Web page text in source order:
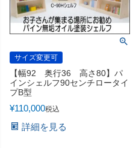
サイズ変更可
【幅92 奥行36 高さ80】パ
インシェルフ90センチロータイ
プB型
¥110,000税込
詳細を見る